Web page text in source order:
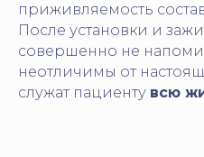
приживляемость
После установки и
совершенно не
неотличимы от
служат пациенту всю